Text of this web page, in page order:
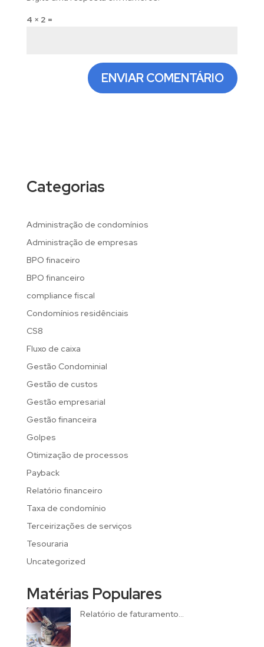
4 × 2 =
Categorias
Administração de condomínios
Administração de empresas
BPO finaceiro
BPO financeiro
compliance fiscal
Condomínios residênciais
CS8
Fluxo de caixa
Gestão Condominial
Gestão de custos
Gestão empresarial
Gestão financeira
Golpes
Otimização de processos
Payback
Relatório financeiro
Taxa de condomínio
Terceirizações de serviços
Tesouraria
Uncategorized
Matérias Populares
Relatório de faturamento...